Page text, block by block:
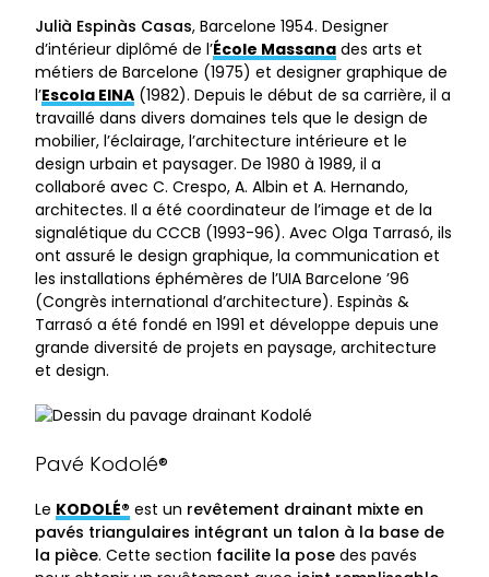
Julià Espinàs Casas, Barcelone 1954. Designer
d’intérieur diplômé de l’École Massana des arts et
métiers de Barcelone (1975) et designer graphique de
l’Escola EINA (1982). Depuis le début de sa carrière, il a
travaillé dans divers domaines tels que le design de
mobilier, l’éclairage, l’architecture intérieure et le
design urbain et paysager. De 1980 à 1989, il a
collaboré avec C. Crespo, A. Albin et A. Hernando,
architectes. Il a été coordinateur de l’image et de la
signalétique du CCCB (1993-96). Avec Olga Tarrasó, ils
ont assuré le design graphique, la communication et
les installations éphémères de l’UIA Barcelone ’96
(Congrès international d’architecture). Espinàs &
Tarrasó a été fondé en 1991 et développe depuis une
grande diversité de projets en paysage, architecture
et design.
Pavé Kodolé®
Le KODOLÉ® est un revêtement drainant mixte en
pavés triangulaires intégrant un talon à la base de
la pièce. Cette section facilite la pose des pavés